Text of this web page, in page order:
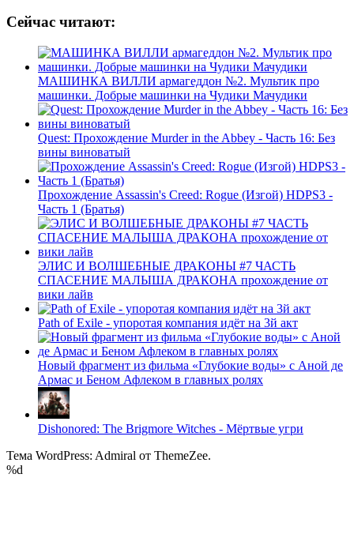
Сейчас читают:
МАШИНКА ВИЛЛИ армагеддон №2. Мультик про
машинки. Добрые машинки на Чудики Мачудики
Quest: Прохождение Murder in the Abbey - Часть 16: Без
вины виноватый
Прохождение Assassin's Creed: Rogue (Изгой) HDPS3 -
Часть 1 (Братья)
ЭЛИС И ВОЛШЕБНЫЕ ДРАКОНЫ #7 ЧАСТЬ
СПАСЕНИЕ МАЛЫША ДРАКОНА прохождение от
вики лайв
Path of Exile - упоротая компания идёт на 3й акт
Новый фрагмент из фильма «Глубокие воды» с Аной де
Армас и Беном Афлеком в главных ролях
Dishonored: The Brigmore Witches - Мёртвые угри
Тема WordPress: Admiral от ThemeZee.
%d